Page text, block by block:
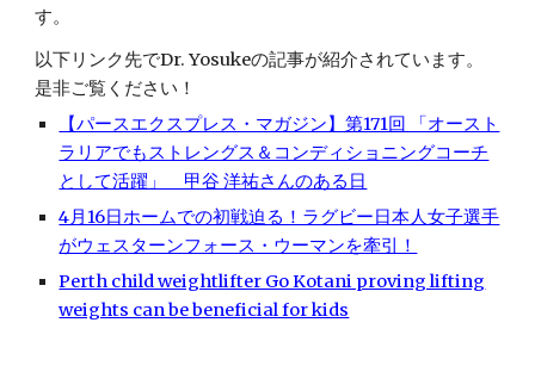
す。
以下リンク先でDr. Yosukeの記事が紹介されています。
是非ご覧ください！
【パースエクスプレス・マガジン】第171回 「オースト
ラリアでもストレングス＆コンディショニングコーチ
として活躍」 甲谷 洋祐さんのある日
4月16日ホームでの初戦迫る！ラグビー日本人女子選手
がウェスターンフォース・ウーマンを牽引！
Perth child weightlifter Go Kotani proving lifting
weights can be beneficial for kids